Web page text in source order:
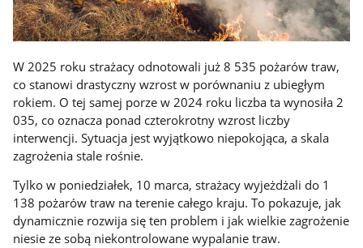
W 2025 roku strażacy odnotowali już 8 535 pożarów traw,
co stanowi drastyczny wzrost w porównaniu z ubiegłym
rokiem. O tej samej porze w 2024 roku liczba ta wynosiła 2
035, co oznacza ponad czterokrotny wzrost liczby
interwencji. Sytuacja jest wyjątkowo niepokojąca, a skala
zagrożenia stale rośnie.
Tylko w poniedziałek, 10 marca, strażacy wyjeżdżali do 1
138 pożarów traw na terenie całego kraju. To pokazuje, jak
dynamicznie rozwija się ten problem i jak wielkie zagrożenie
niesie ze sobą niekontrolowane wypalanie traw.